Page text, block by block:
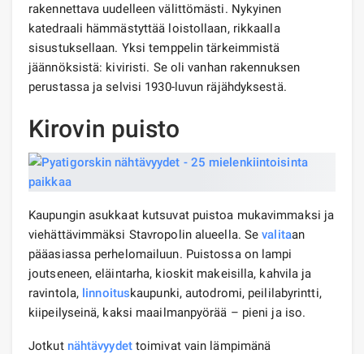
rakennettava uudelleen välittömästi. Nykyinen
katedraali hämmästyttää loistollaan, rikkaalla
sisustuksellaan. Yksi temppelin tärkeimmistä
jäännöksistä: kiviristi. Se oli vanhan rakennuksen
perustassa ja selvisi 1930-luvun räjähdyksestä.
Kirovin puisto
Kaupungin asukkaat kutsuvat puistoa mukavimmaksi ja
viehättävimmäksi Stavropolin alueella. Sevalitaan
pääasiassa perhelomailuun. Puistossa on lampi
joutseneen, eläintarha, kioskit makeisilla, kahvila ja
ravintola, linnoituskaupunki, autodromi, peililabyrintti,
kiipeilyseinä, kaksi maailmanpyörää – pieni ja iso.
Jotkut nähtävyydettoimivat vain lämpimänä